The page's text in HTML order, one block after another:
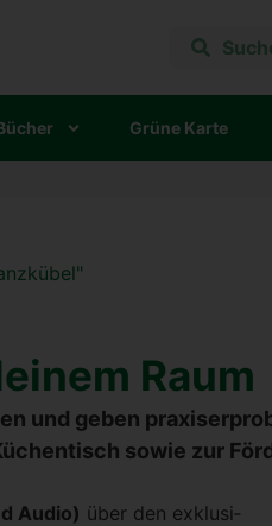
Grü­ne Kar­te
Raum
und geben
sowie zur
Audio) über den exklu­si­